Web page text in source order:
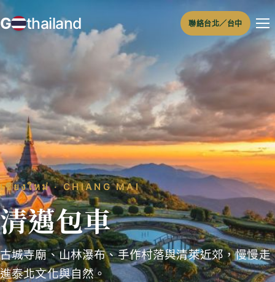
跳
至
要
內
容
G thailand 聯絡台北／台中
เชียงใหม่ ‧ CHIANG MAI
清邁包車
古城寺廟、山林瀑布、手作村落與清萊近郊，慢慢走
進泰北文化與自然。